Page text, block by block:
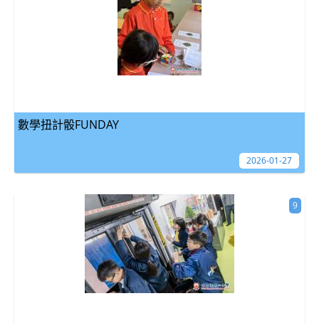
數學扭計骰FUNDAY
2026-01-27
9